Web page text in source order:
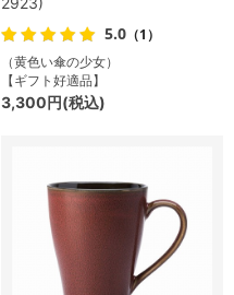
5.0 （1）
（黄色い傘の少女）
【ギフト好適品】
3,300円(税込)